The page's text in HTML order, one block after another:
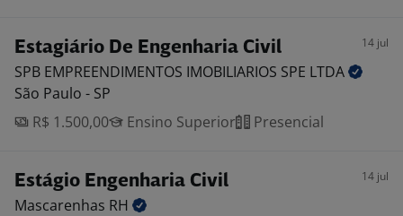
Estagiário De Engenharia Civil 14 jul
SPB EMPREENDIMENTOS IMOBILIARIOS SPE LTDA
São Paulo - SP
R$ 1.500,00
Ensino Superior Presencial
Estágio Engenharia Civil 14 jul
Mascarenhas RH